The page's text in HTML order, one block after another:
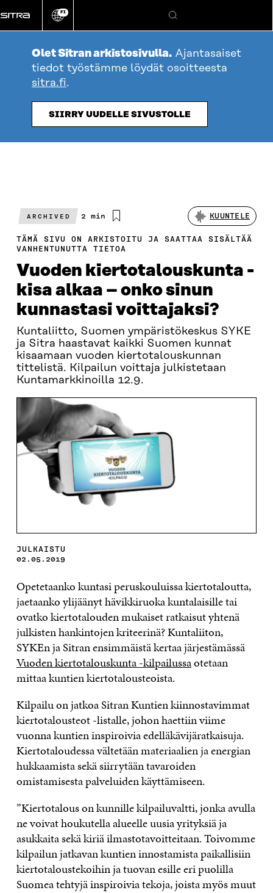
suoraan
sisältöön
Vaihda
kieli
FI
Hae
Olet Sitran arkistosivulla. Ajantasaiset
tiedot työstämme löydät osoitteesta
sitra.fi.
SIIRRY UUDELLE SIVUSTOLLE
ARCHIVED
Arvioitu
2 min KUUNTELE
TÄMÄ SIVU ON ARKISTOITU JA SAATTAA SISÄLTÄÄ
VANHENTUNUTTA TIETOA
Vuoden kiertotalouskunta -
kisa alkaa – onko sinun
kunnastasi voittajaksi?
Kuntaliitto, Suomen ympäristökeskus SYKE
ja Sitra haastavat kaikki Suomen kunnat
kisaamaan vuoden kiertotalouskunnan
tittelistä. Kilpailun voittaja julkistetaan
Kuntamarkkinoilla 12.9.
JULKAISTU
02.05.2019
Opetetaanko kuntasi peruskouluissa kiertotaloutta,
jaetaanko ylijäänyt hävikkiruoka kuntalaisille tai
ovatko kiertotalouden mukaiset ratkaisut yhtenä
julkisten hankintojen kriteerinä? Kuntaliiton,
SYKEn ja Sitran ensimmäistä kertaa järjestämässä
Vuoden kiertotalouskunta -kilpailussaotetaan
mittaa kuntien kiertotalousteoista.
Kilpailu on jatkoa Sitran Kuntien kiinnostavimmat
kiertotalousteot -listalle, johon haettiin viime
vuonna kuntien inspiroivia edelläkävijäratkaisuja.
Kiertotaloudessa vältetään materiaalien ja energian
hukkaamista sekä siirrytään tavaroiden
omistamisesta palveluiden käyttämiseen.
”Kiertotalous on kunnille kilpailuvaltti, jonka avulla
ne voivat houkutella alueelle uusia yrityksiä ja
asukkaita sekä kiriä ilmastotavoitteitaan. Toivomme
kilpailun jatkavan kuntien innostamista paikallisiin
kiertotaloustekoihin ja tuovan esille eri puolilla
Suomea tehtyjä inspiroivia tekoja, joista myös muut